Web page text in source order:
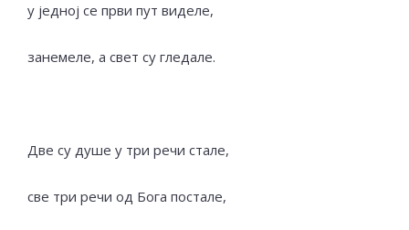
у једној се први пут виделе,
занемеле, а свет су гледале.
Две су душе у три речи стале,
све три речи од Бога постале,